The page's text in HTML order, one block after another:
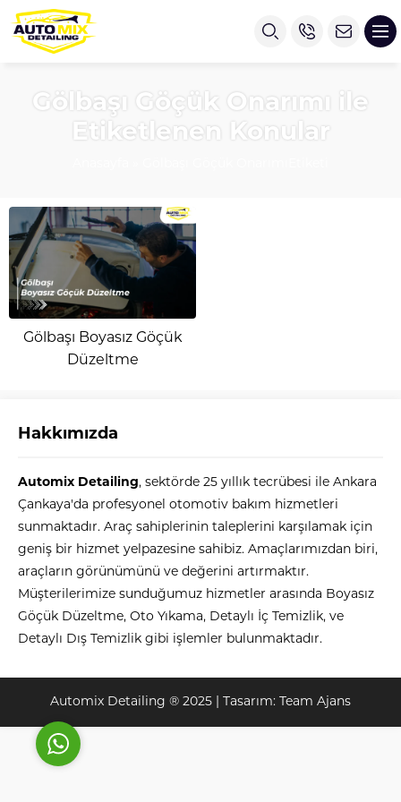
Gölbaşı Göçük Onarımı ile
Etiketlenen Konular
Gölbaşı Boyasız Göçük
Düzeltme
Hakkımızda
Automix Detailing, sektörde 25 yıllık tecrübesi ile Ankara
Çankaya'da profesyonel otomotiv bakım hizmetleri
sunmaktadır. Araç sahiplerinin taleplerini karşılamak için
geniş bir hizmet yelpazesine sahibiz. Amaçlarımızdan biri,
araçların görünümünü ve değerini artırmaktır.
Müşterilerimize sunduğumuz hizmetler arasında Boyasız
Göçük Düzeltme, Oto Yıkama, Detaylı İç Temizlik, ve
Detaylı Dış Temizlik gibi işlemler bulunmaktadır.
Automix Detailing ® 2025 | Tasarım: Team Ajans
Automix